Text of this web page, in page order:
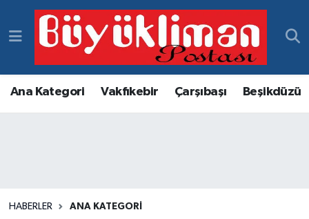
Ana Kategori Vakfıkebir Çarşıbaşı Beşikdüzü
HABERLER ANA KATEGORI
Vakfıkebir Hava Durumu
Vakfıkebir Trafik Yoğunluk Haritası